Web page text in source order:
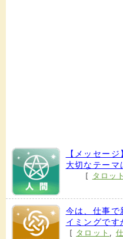
【メッセー
大切なテーマ
[ タロット
今は、仕事で
イミングです
[ タロット ,